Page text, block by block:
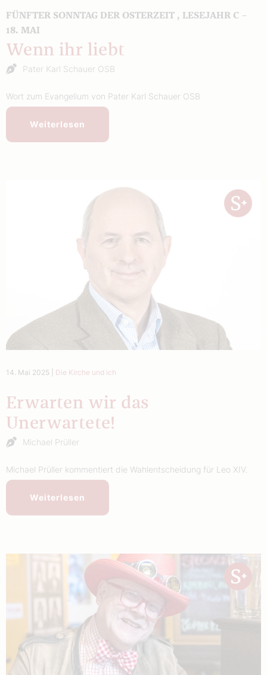
FÜNFTER SONNTAG DER OSTERZEIT , LESEJAHR C –
18. MAI
Wenn ihr liebt
Pater Karl Schauer OSB
Wort zum Evangelium von Pater Karl Schauer OSB
Weiterlesen
14. Mai 2025 Die Kirche und ich
Erwarten wir das
Unerwartete!
Michael Prüller
Michael Prüller kommentiert die Wahlentscheidung für Leo XIV.
Weiterlesen